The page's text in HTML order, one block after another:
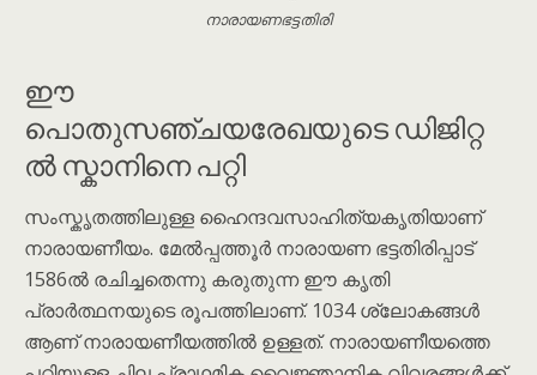
നാരായണഭട്ടതിരി
ഈ
പൊതുസഞ്ചയരേഖയുടെ ഡിജിറ്റ
ൽ സ്കാനിനെ പറ്റി
സംസ്കൃതത്തിലുള്ള ഹൈന്ദവസാഹിത്യകൃതിയാണ്
നാരായണീയം. മേൽപ്പത്തൂർ നാരായണ ഭട്ടതിരിപ്പാട്
1586ൽ രചിച്ചതെന്നു കരുതുന്ന ഈ കൃതി
പ്രാർത്ഥനയുടെ രൂപത്തിലാണ്. 1034 ശ്ലോകങ്ങൾ
ആണ് നാരായണീയത്തിൽ ഉള്ളത്. നാരായണീയത്തെ